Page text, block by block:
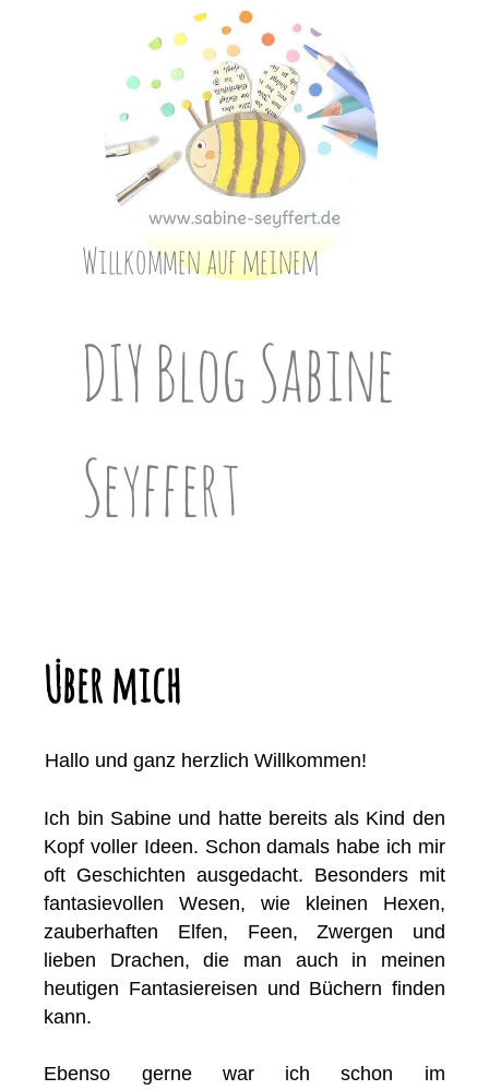
Willkommen auf meinem
DIY Blog Sabine
Seyffert
Über mich
Hallo und ganz herzlich Willkommen!
Ich bin Sabine und hatte bereits als Kind den
Kopf voller Ideen. Schon damals habe ich mir
oft Geschichten ausgedacht. Besonders mit
fantasievollen Wesen, wie kleinen Hexen,
zauberhaften Elfen, Feen, Zwergen und
lieben Drachen, die man auch in meinen
heutigen Fantasiereisen und Büchern finden
kann.
Ebenso gerne war ich schon im